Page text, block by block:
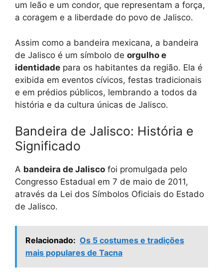
um leão e um condor, que representam a força,
a coragem e a liberdade do povo de Jalisco.
Assim como a bandeira mexicana, a bandeira
de Jalisco é um símbolo de orgulho e
identidade para os habitantes da região. Ela é
exibida em eventos cívicos, festas tradicionais
e em prédios públicos, lembrando a todos da
história e da cultura únicas de Jalisco.
Bandeira de Jalisco: História e
Significado
A bandeira de Jalisco foi promulgada pelo
Congresso Estadual em 7 de maio de 2011,
através da Lei dos Símbolos Oficiais do Estado
de Jalisco.
Relacionado: Os 5 costumes e tradições
mais populares de Tacna